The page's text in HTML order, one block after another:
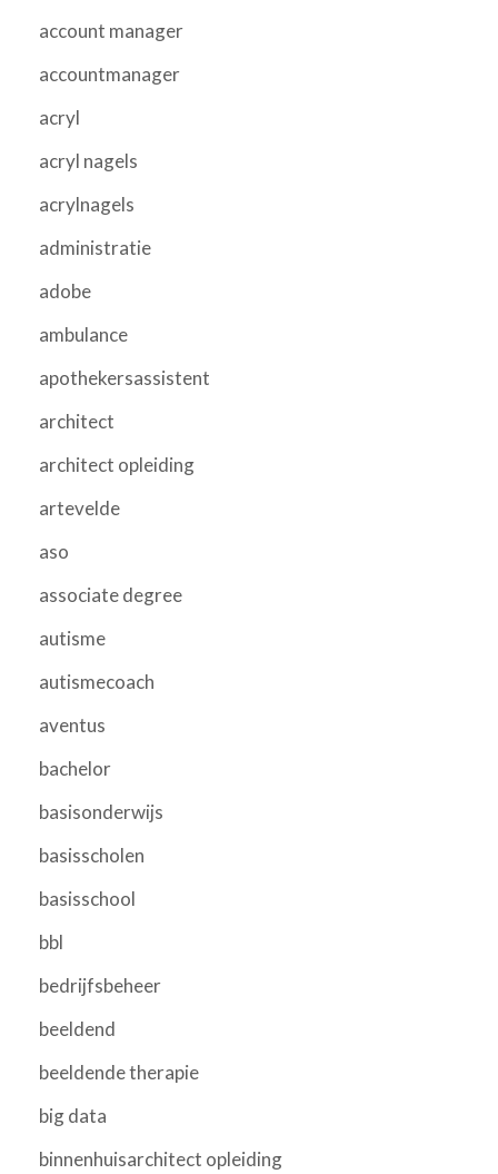
account manager
accountmanager
acryl
acryl nagels
acrylnagels
administratie
adobe
ambulance
apothekersassistent
architect
architect opleiding
artevelde
aso
associate degree
autisme
autismecoach
aventus
bachelor
basisonderwijs
basisscholen
basisschool
bbl
bedrijfsbeheer
beeldend
beeldende therapie
big data
binnenhuisarchitect opleiding